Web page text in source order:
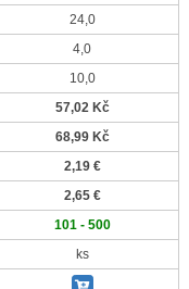
24,0
4,0
10,0
57,02 Kč
68,99 Kč
2,19 €
2,65 €
101 - 500
ks